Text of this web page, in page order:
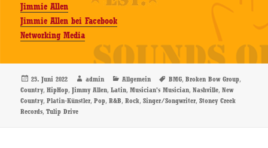
Jimmie Allen
Jimmie Allen bei Facebook
Networking Media
Veröffentlicht
am
25. Juni 2022 Autor
admin Kategorien
Allgemein Schlagwörter
BMG,Broken Bow Group,
Country,HipHop,Jimmy Allen,Latin,Musician's Musician,Nashville,New
Country,Platin-Künstler,Pop,R&B,Rock,Singer/Songwriter,Stoney Creek
Records,Tulip Drive